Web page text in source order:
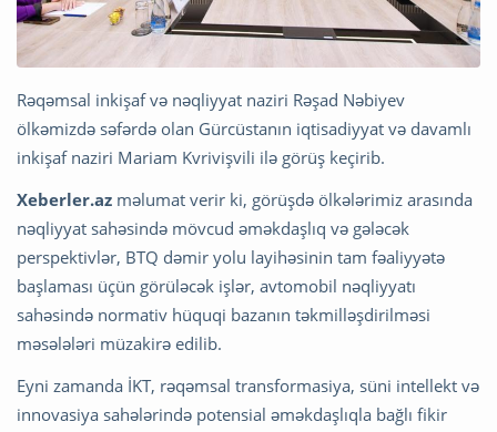
Rəqəmsal inkişaf və nəqliyyat naziri Rəşad Nəbiyev
ölkəmizdə səfərdə olan Gürcüstanın iqtisadiyyat və davamlı
inkişaf naziri Mariam Kvrivişvili ilə görüş keçirib.
Xeberler.az məlumat verir ki, görüşdə ölkələrimiz arasında
nəqliyyat sahəsində mövcud əməkdaşlıq və gələcək
perspektivlər, BTQ dəmir yolu layihəsinin tam fəaliyyətə
başlaması üçün görüləcək işlər, avtomobil nəqliyyatı
sahəsində normativ hüquqi bazanın təkmilləşdirilməsi
məsələləri müzakirə edilib.
Eyni zamanda İKT, rəqəmsal transformasiya, süni intellekt və
innovasiya sahələrində potensial əməkdaşlıqla bağlı fikir